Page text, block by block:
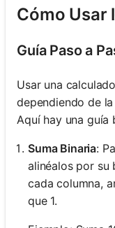
Cómo Usar
Guía Paso a
Usar una
dependiendo de
Aquí hay una guía
Suma Binaria:
alinéalos por su
cada columna,
que 1.